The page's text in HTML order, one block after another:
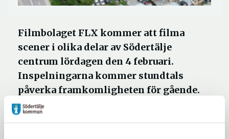
Filmbolaget FLX kommer att filma
scener i olika delar av Södertälje
centrum lördagen den 4 februari.
Inspelningarna kommer stundtals
påverka framkomligheten för gående.
Centrum kommer återigen att få besök av